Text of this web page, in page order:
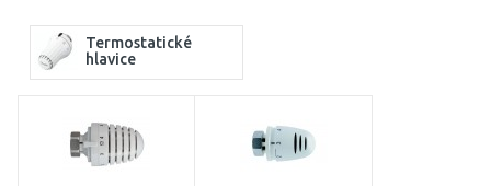
22 (100 mm)
700
800
500
Termostatické
hlavice